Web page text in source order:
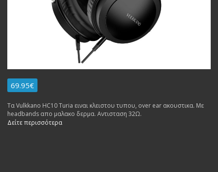
69.95€
Τα Vulkkano HC10 Turia ειναι κλειστου τυπου, over ear ακουστικα. Με
headbands απο μαλακο δερμα. Αντισταση 32Ω.
Δείτε περισσότερα